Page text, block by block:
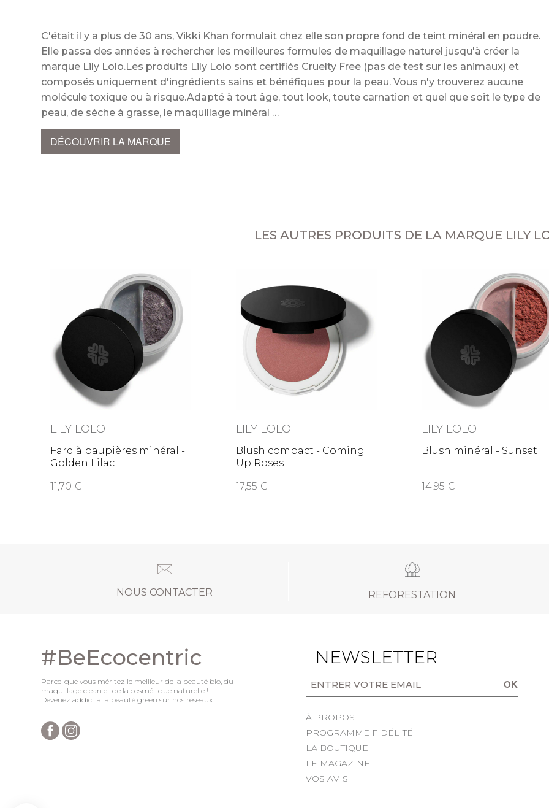
C'était il y a plus de 30 ans, Vikki Khan formulait chez elle son propre fond de teint minéral en poudre.
Elle passa des années à rechercher les meilleures formules de maquillage naturel jusqu'à créer la
marque Lily Lolo.Les produits Lily Lolo sont certifiés Cruelty Free (pas de test sur les animaux) et
composés uniquement d'ingrédients sains et bénéfiques pour la peau. Vous n'y trouverez aucune
molécule toxique ou à risque.Adapté à tout âge, tout look, toute carnation et quel que soit le type de
peau, de sèche à grasse, le maquillage minéral
DÉCOUVRIR LA MARQUE
LES AUTRES PRODUITS DE LA MARQUE LILY
LILY LOLO
Fard à paupières minéral -
Golden Lilac
11,70
LILY LOLO
Blush compact - Coming
Up Roses
17,55
LILY LOLO
Blush minéral - Sunset
14,95
NOUS CONTACTER REFORESTATION
#BeEcocentric
Parce-que vous méritez le meilleur de la beauté bio, du
maquillage clean et de la cosmétique naturelle !
Devenez addict à la beauté green sur nos réseaux :
NEWSLETTER
OK
À PROPOS
PROGRAMME FIDÉLITÉ
LA BOUTIQUE
LE MAGAZINE
VOS AVIS